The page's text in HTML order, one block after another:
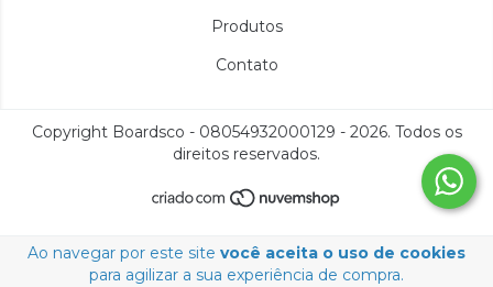
Ao navegar por este site você aceita o uso de cookies
para agilizar a sua experiência de compra.
Produtos
Contato
Copyright Boardsco - 08054932000129 - 2026. Todos os
direitos reservados.